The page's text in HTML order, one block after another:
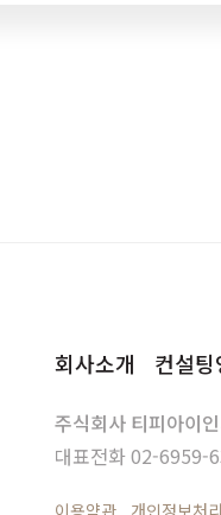
회사소개 컨설팅
주식회사 티피아이
대표전화02-6959-
이용약관 개인정보처